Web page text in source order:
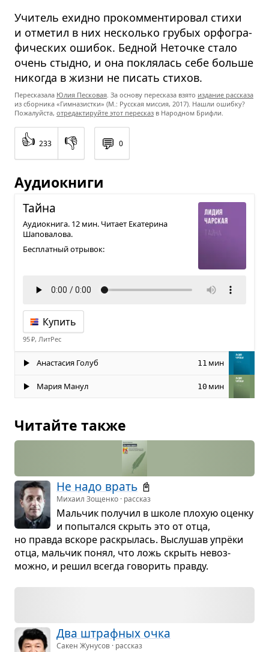
Учитель ехидно прокоммен­тировал стихи
и отметил в них несколько грубых орфогра­
фических ошибок. Бедной Неточке стало
очень стыдно, и она поклялась себе больше
никогда в жизни не писать стихов.
Пересказала Юлия Песковая. За основу пересказа взято издание рассказа
из сборника «Гимназистки» (М.: Русская миссия, 2017). Нашли ошибку?
Пожалуйста, отредактируйте этот пересказ в Народном Брифли.
👍 233 👎 💬 0
Аудиокниги
Тайна
Аудиокнига. 12 мин. Читает Екатерина
Шаповалова.
Бесплатный отрывок:
Купить
95 ₽, ЛитРес
Анастасия Голуб 11 мин
Мария Манул 10 мин
Читайте также
Не надо врать 📓
Михаил Зощенко · рассказ
Маль­чик полу­чил в школе плохую оценку
и попы­тался скрыть это от отца,
но правда вскоре рас­кры­лась. Выслу­шав упрёки
отца, маль­чик понял, что ложь скрыть невоз­
можно, и решил все­гда гово­рить правду.
Два штраф­ных очка
Сакен Жунусов · рассказ